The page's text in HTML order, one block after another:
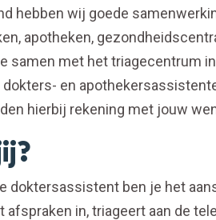
hebben wij goede
apotheken,
samen met het triagecentrum
en
hierbij rekening met jouw
doktersassistent ben je het
afspraken in, triageert aan de